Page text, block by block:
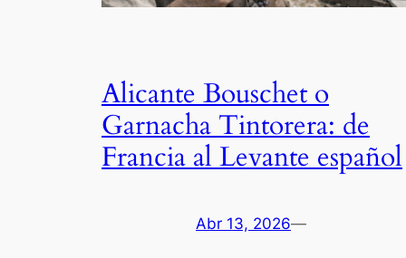
Alicante Bouschet o
Garnacha Tintorera: de
Francia al Levante español
Abr 13, 2026—